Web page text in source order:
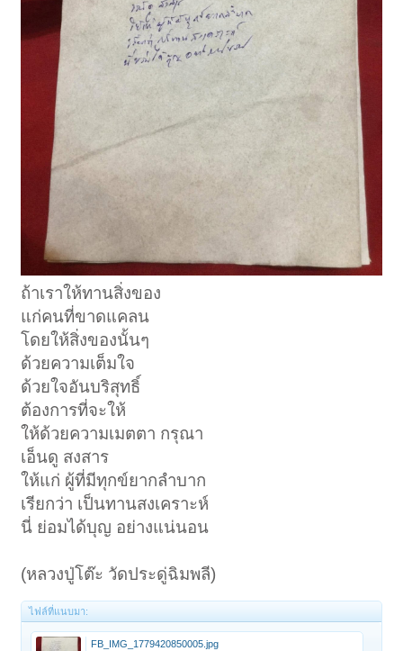
ถ้าเราให้ทานสิ่งของ
แก่คนที่ขาดแคลน
โดยให้สิ่งของนั้นๆ
ด้วยความเต็มใจ
ด้วยใจอันบริสุทธิ์
ต้องการที่จะให้
ให้ด้วยความเมตตา กรุณา
เอ็นดู สงสาร
ให้แก่ ผู้ที่มีทุกข์ยากลำบาก
เรียกว่า เป็นทานสงเคราะห์
นี่ ย่อมได้บุญ อย่างแน่นอน
(หลวงปู่โต๊ะ วัดประดู่ฉิมพลี)
ไฟล์ที่แนบมา:
FB_IMG_1779420850005.jpg